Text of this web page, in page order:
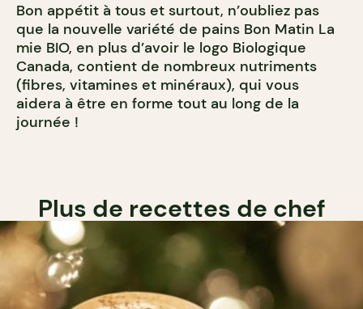
Bon appétit à tous et surtout, n’oubliez pas
que la nouvelle variété de pains Bon Matin La
mie BIO, en plus d’avoir le logo Biologique
Canada, contient de nombreux nutriments
(fibres, vitamines et minéraux), qui vous
aidera à être en forme tout au long de la
journée !
Plus de recettes de chef